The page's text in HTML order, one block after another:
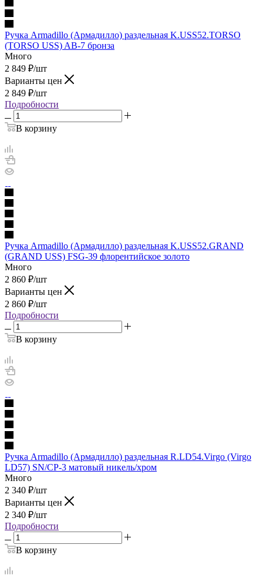
Ручка Armadillo (Армадилло) раздельная K.USS52.TORSO
(TORSO USS) AB-7 бронза
Много
2 849 ₽/шт
Варианты цен
2 849 ₽/шт
Подробности
В корзину
Ручка Armadillo (Армадилло) раздельная K.USS52.GRAND
(GRAND USS) FSG-39 флорентийское золото
Много
2 860 ₽/шт
Варианты цен
2 860 ₽/шт
Подробности
В корзину
Ручка Armadillo (Армадилло) раздельная R.LD54.Virgo (Virgo
LD57) SN/CP-3 матовый никель/хром
Много
2 340 ₽/шт
Варианты цен
2 340 ₽/шт
Подробности
В корзину